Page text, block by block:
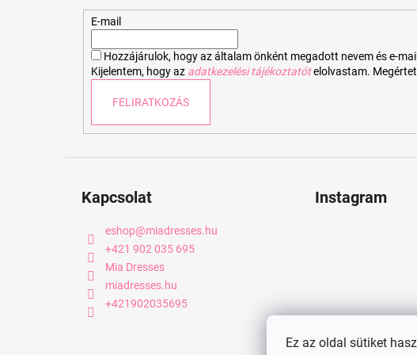
Ez az oldal sütiket
E-mail
Hozzájárulok, hogy az általam önként megadott nevem és e-
Kijelentem, hogy az adatkezelési tájékoztatót elolvastam.
FELIRATKOZÁS
Kapcsolat
eshop@miadresses.hu
+421 902 035 695
Mia Dresses
miadresses.hu
+421902035695
Instagram